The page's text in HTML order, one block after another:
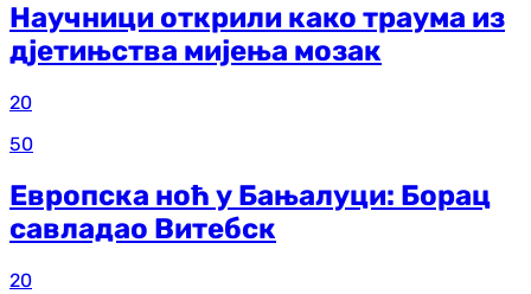
Научници открили како траума из
д‌јетињства мијења мозак
20
50
Европска ноћ у Бањалуци: Борац
савладао Витебск
20